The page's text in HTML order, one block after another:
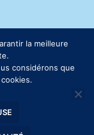
la meilleure
considérons que